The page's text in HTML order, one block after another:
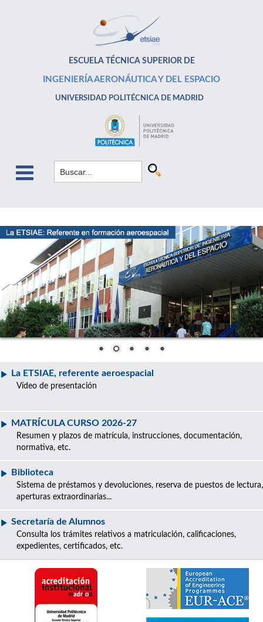
ESCUELA TÉCNICA SUPERIOR DE
INGENIERÍA AERONÁUTICA Y DEL ESPACIO
UNIVERSIDAD POLITÉCNICA DE MADRID
La ETSIAE, referente aeroespacial
Vídeo de presentación
MATRÍCULA CURSO 2026-27
Resumen y plazos de matrícula, instrucciones, documentación,
normativa, etc.
Biblioteca
Sistema de préstamos y devoluciones, reserva de puestos de lectura,
aperturas extraordinarias...
Secretaría de Alumnos
Consulta los trámites relativos a matriculación, calificaciones,
expedientes, certificados, etc.